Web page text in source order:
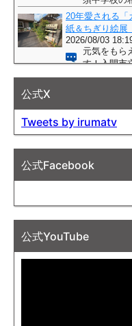
公式X
Tweets by irumatv
公式Facebook
公式YouTube